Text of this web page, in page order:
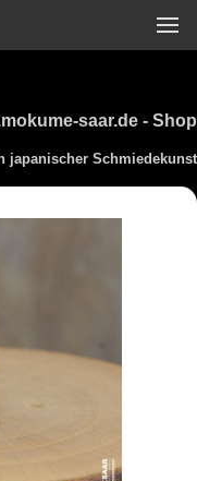
saar.de - Shop
japanischer Schmiedekunst